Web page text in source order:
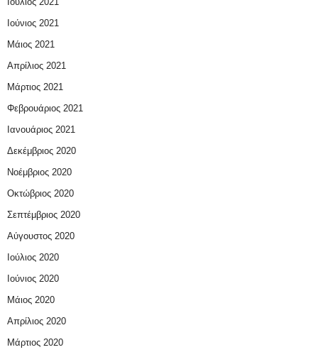
Ιούνιος 2021
Μάιος 2021
Απρίλιος 2021
Μάρτιος 2021
Φεβρουάριος 2021
Ιανουάριος 2021
Δεκέμβριος 2020
Νοέμβριος 2020
Οκτώβριος 2020
Σεπτέμβριος 2020
Αύγουστος 2020
Ιούλιος 2020
Ιούνιος 2020
Μάιος 2020
Απρίλιος 2020
Μάρτιος 2020